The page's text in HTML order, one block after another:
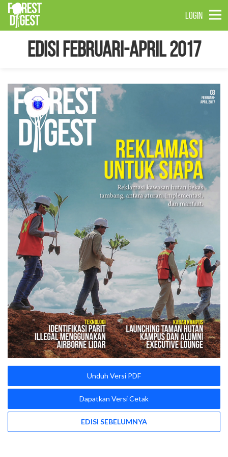
LOGIN
Edisi Februari-April 2017
Unduh Versi PDF
Dapatkan Versi Cetak
EDISI SEBELUMNYA